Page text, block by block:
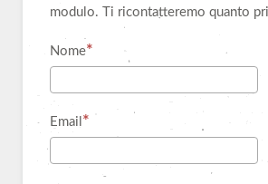
modulo. Ti ricontatteremo quanto
Nome
Email